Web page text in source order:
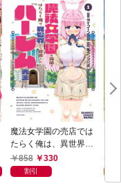
魔法女学園の売店では
たらく俺は、異世界か
ら召喚された『ハーレ
ム先生』です。 (1)
858 330
割引
っ
(1)